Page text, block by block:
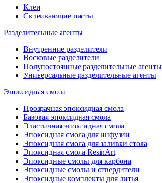
Клеи
Склеивающие пасты
Разделительные агенты
Внутренние разделители
Восковые разделители
Полупостоянные разделительные агенты
Универсальные разделительные агенты
Эпоксидная смола
Прозрачная эпоксидная смола
Базовая эпоксидная смола
Эластичная эпоксидная смола
Эпоксидная смола для инфузии
Эпоксидная смола для заливки стола
Эпоксидная смола ResinArt
Эпоксидные смолы для карбона
Эпоксидные смолы и отвердители
Эпоксидные комплекты для литья